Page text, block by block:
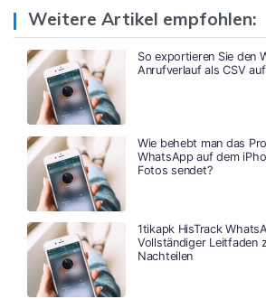
Weitere Artikel empfohlen:
So exportieren Sie den
Anrufverlauf als CSV
Wie behebt man das
WhatsApp auf dem
Fotos sendet?
1tikapk HisTrack
Vollständiger Leitfaden
Nachteilen